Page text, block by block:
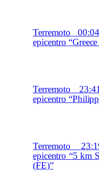
Terremoto
epicentro
Terremoto
epicentro
Terremoto
epicentro “5 km
(FE)”